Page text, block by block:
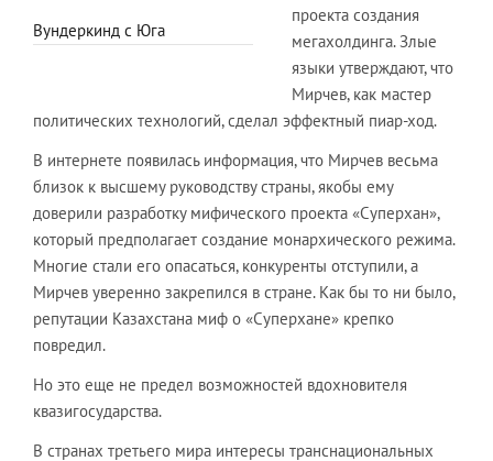
Вундеркинд с Юга
проекта создания
мегахолдинга. Злые
языки утверждают, что
Мирчев, как мастер
политических технологий, сделал эффектный пиар-ход.
В интернете появилась информация, что Мирчев весьма
близок к высшему руководству страны, якобы ему
доверили разработку мифического проекта «Суперхан»,
который предполагает создание монархического режима.
Многие стали его опасаться, конкуренты отступили, а
Мирчев уверенно закрепился в стране. Как бы то ни было,
репутации Казахстана миф о «Суперхане» крепко
повредил.
Но это еще не предел возможностей вдохновителя
квазигосударства.
В странах третьего мира интересы транснациональных